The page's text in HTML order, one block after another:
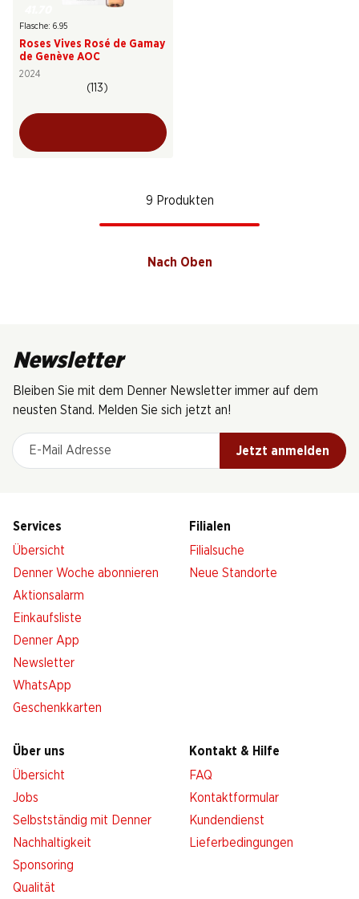
Flasche: 6.95
Roses Vives Rosé de Gamay
de Genève AOC
2024
(113)
9 Produkten
Nach Oben
Newsletter
Bleiben Sie mit dem Denner Newsletter immer auf dem
neusten Stand. Melden Sie sich jetzt an!
E-Mail Adresse
Jetzt anmelden
Services
Übersicht
Denner Woche abonnieren
Aktionsalarm
Einkaufsliste
Denner App
Newsletter
WhatsApp
Geschenkkarten
Filialen
Filialsuche
Neue Standorte
Über uns
Übersicht
Jobs
Selbstständig mit Denner
Nachhaltigkeit
Sponsoring
Qualität
Kontakt & Hilfe
FAQ
Kontaktformular
Kundendienst
Lieferbedingungen